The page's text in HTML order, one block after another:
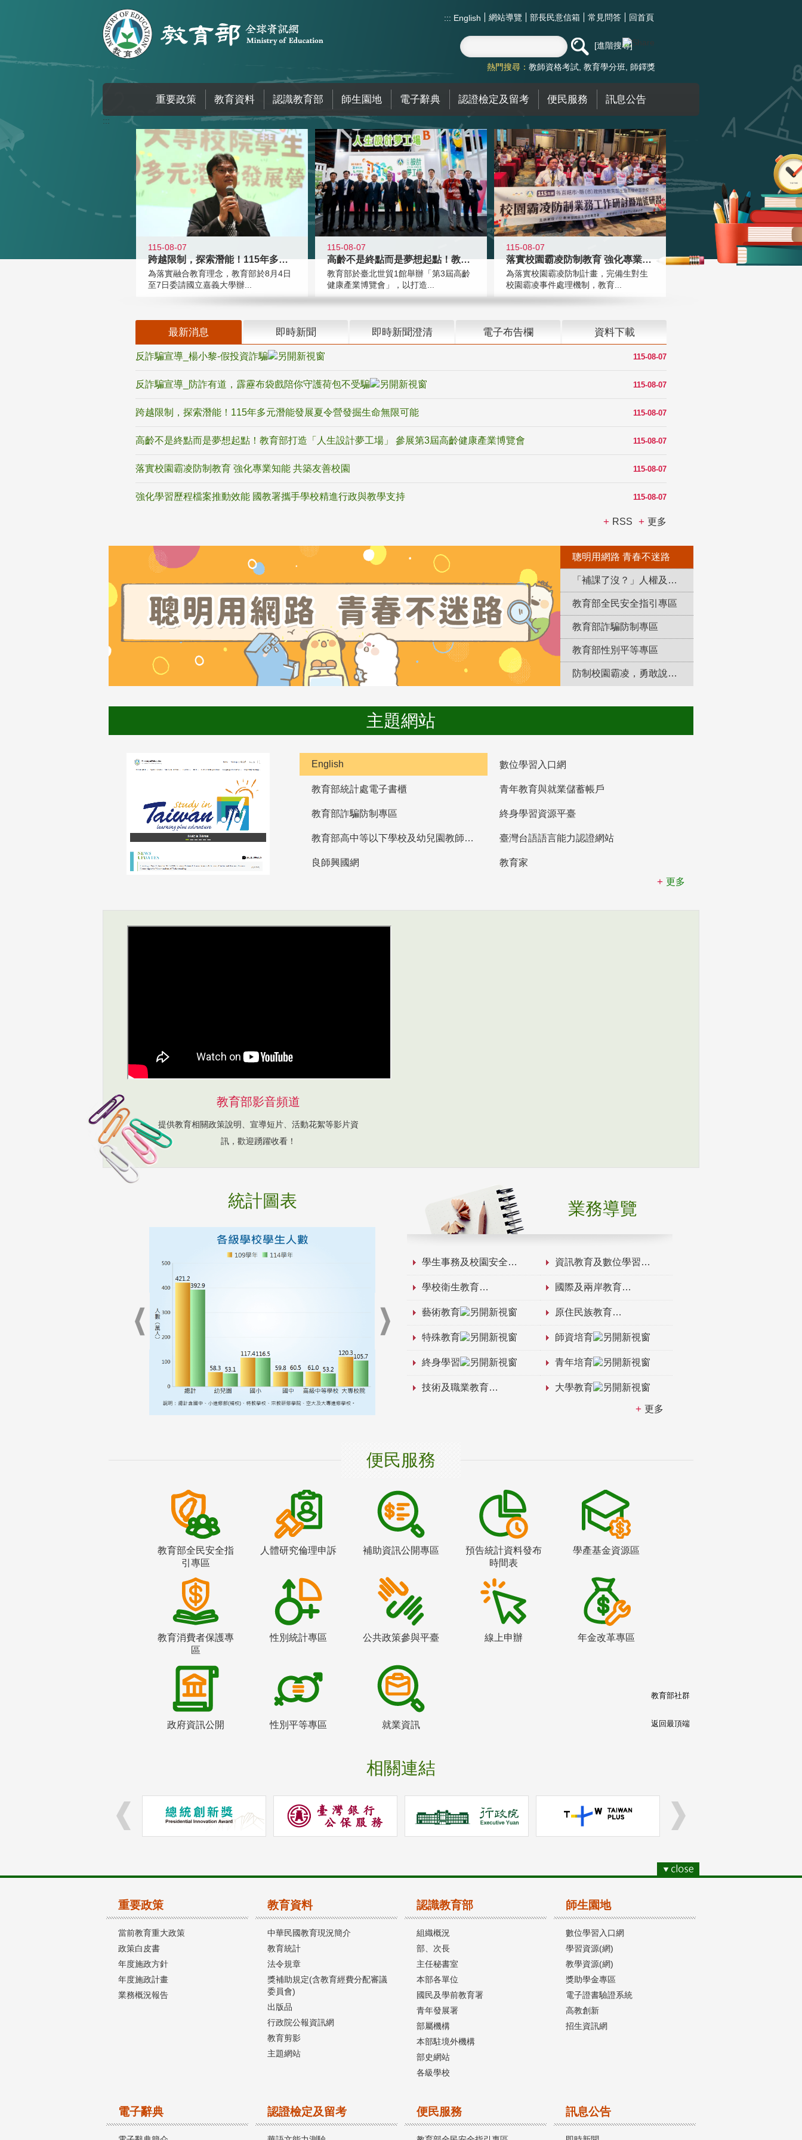
::: English 網站導覽 部長民意信箱 常見問答 回首頁
進階搜尋
熱門搜尋： 教師資格考試 教育學分班 師鐸獎
重要政策 教育資料 認識教育部 師生園地 電子辭典 認證檢定及留考 便民服務 訊息公告
:::
115-08-07
跨越限制，探索潛能！115年多元潛
為落實融合教育理念，教育部於8月4日
至7日委請國立嘉義大學辦...
115-08-07
高齡不是終點而是夢想起點！教育部打
教育部於臺北世貿1館舉辦「第3屆高齡
健康產業博覽會」，以打造...
115-08-07
落實校園霸凌防制教育 強化專業知能
為落實校園霸凌防制計畫，完備生對生
校園霸凌事件處理機制，教育...
最新消息 即時新聞 即時新聞澄清 電子布告欄 資料下載
115-08-07
反詐騙宣導_楊小黎-假投資詐騙
115-08-07
反詐騙宣導_防詐有道，霹靂布袋戲陪你守護荷包不受騙
115-08-07
跨越限制，探索潛能！115年多元潛能發展夏令營發掘生命無限可能
115-08-07
高齡不是終點而是夢想起點！教育部打造「人生設計夢工場」 參展第3屆高齡健康產業博覽會
115-08-07
落實校園霸凌防制教育 強化專業知能 共築友善校園
115-08-07
強化學習歷程檔案推動效能 國教署攜手學校精進行政與教學支持
RSS 更多
聰明用網路 青春不迷路
「補課了沒？」人權及轉型正義教育專區
教育部全民安全指引專區
教育部詐騙防制專區
教育部性別平等專區
防制校園霸凌，勇敢說出來！
主題網站
English 數位學習入口網
教育部統計處電子書櫃 青年教育與就業儲蓄帳戶
教育部詐騙防制專區 終身學習資源平臺
教育部高中等以下學校及幼兒園教師資格檢定考試 臺灣台語語言能力認證網站
良師興國網
教育家
更多
教育部影音頻道
提供教育相關政策說明、宣導短片、活動花絮等影片資
訊，歡迎踴躍收看！
統計圖表 業務導覽
學生事務及校園安全 資訊教育及數位學習
學校衛生教育 國際及兩岸教育
藝術教育 原住民族教育
特殊教育 師資培育
終身學習 青年培育
技術及職業教育 大學教育
更多
便民服務
教育部全民安全指
引專區
人體研究倫理申訴 補助資訊公開專區
預告統計資料發布
時間表
學產基金資源區
教育消費者保護專
區
性別統計專區 公共政策參與平臺 線上申辦 年金改革專區
政府資訊公開 性別平等專區 就業資訊
相關連結
教育部社群
返回最頂端
重要政策
當前教育重大政策
政策白皮書
年度施政方針
年度施政計畫
業務概況報告
教育資料
中華民國教育現況簡介
教育統計
法令規章
獎補助規定(含教育經費分配審議
委員會)
出版品
行政院公報資訊網
教育剪影
主題網站
認識教育部
組織概況
部、次長
主任秘書室
本部各單位
國民及學前教育署
青年發展署
部屬機構
本部駐境外機構
部史網站
各級學校
師生園地
數位學習入口網
學習資源(網)
教學資源(網)
獎助學金專區
電子證書驗證系統
高教創新
招生資訊網
電子辭典 認證檢定及留考 便民服務 訊息公告